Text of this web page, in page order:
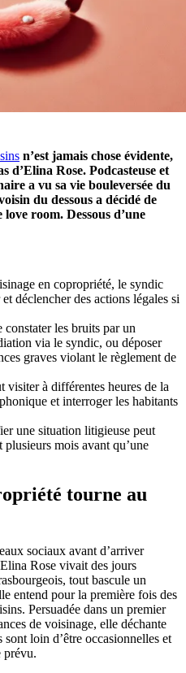
n’est jamais chose évidente,
d’Elina Rose. Podcasteuse et
a vu sa vie bouleversée du
du dessous a décidé de
room. Dessous d’une
en copropriété, le syndic
déclencher des actions légales si
les bruits par un
via le syndic, ou déposer
graves violant le règlement de
visiter à différentes heures de la
et interroger les habitants
une situation litigieuse peut
mois avant qu’une
tourne au
sociaux avant d’arriver
Rose vivait des jours
tout bascule un
entend pour la première fois des
Persuadée dans un premier
de voisinage, elle déchante
loin d’être occasionnelles et
prévu.